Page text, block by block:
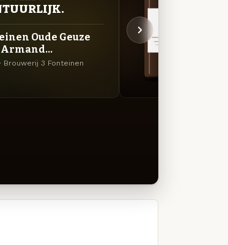
Oude Geuze
Armand...
Brouwerij 3 Fonteinen